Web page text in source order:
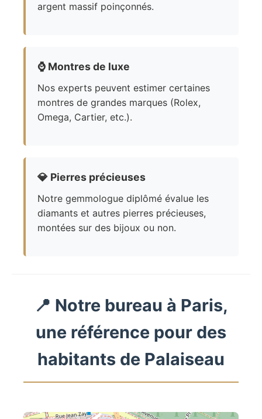
argent massif poinçonnés.
⌚ Montres de luxe
Nos experts peuvent estimer certaines
montres de grandes marques (Rolex,
Omega, Cartier, etc.).
💎 Pierres précieuses
Notre gemmologue diplômé évalue les
diamants et autres pierres précieuses,
montées sur des bijoux ou non.
📍 Notre bureau à Paris,
une référence pour des
habitants de Palaiseau